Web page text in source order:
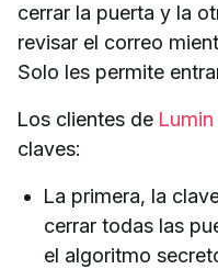
cerrar la puerta y la
revisar el correo
Solo les permite
Los clientes de
claves:
La primera, la
cerrar todas las
el algoritmo